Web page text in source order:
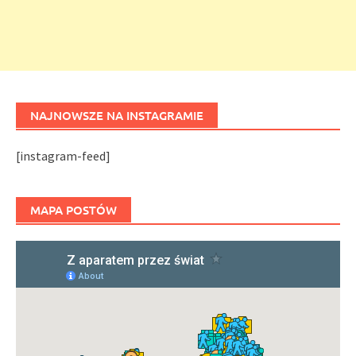
NAJNOWSZE NA INSTAGRAMIE
[instagram-feed]
MAPA POSTÓW